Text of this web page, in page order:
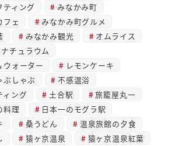
ティング
みなかみ町
フェ
みなかみ町グルメ
みなかみ観光
オムライス
ナチュラウム
ウォーター
レモンケーキ
ぶしゃぶ
不感温浴
ィング
土合駅
旅籠屋丸一
料理
日本一のモグラ駅
桑うどん
温泉旅館の夕食
猿ヶ京温泉
猿ヶ京温泉紅葉